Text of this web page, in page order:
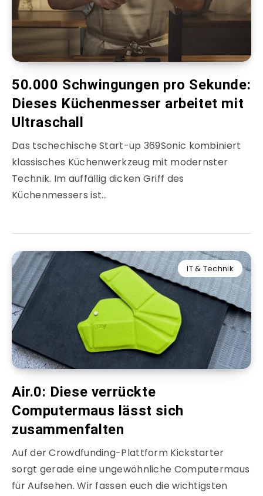
50.000 Schwingungen pro Sekunde:
Dieses Küchenmesser arbeitet mit
Ultraschall
Das tschechische Start-up 369Sonic kombiniert
klassisches Küchenwerkzeug mit modernster
Technik. Im auffällig dicken Griff des
Küchenmessers ist…
IT & Technik
Air.0: Diese verrückte
Computermaus lässt sich
zusammenfalten
Auf der Crowdfunding-Plattform Kickstarter
sorgt gerade eine ungewöhnliche Computermaus
für Aufsehen. Wir fassen euch die wichtigsten